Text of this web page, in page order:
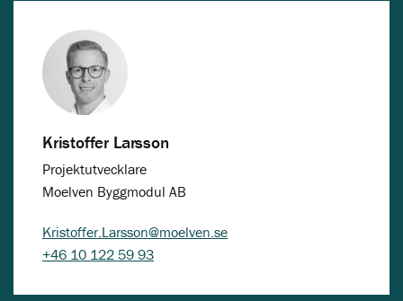
Kristoffer Larsson
Projektutvecklare
Moelven Byggmodul AB
Kristoffer.Larsson@moelven.se
+46 10 122 59 93